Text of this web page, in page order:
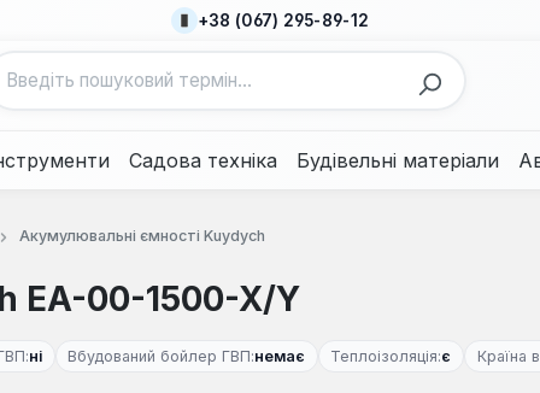
+38 (067) 295-89-12
Садова техніка Будівельні матеріали
Акумулювальні ємності Kuydych
EA-00-1500-X/Y
ні Вбудований бойлер ГВП:немає Теплоізоляція:є Країна